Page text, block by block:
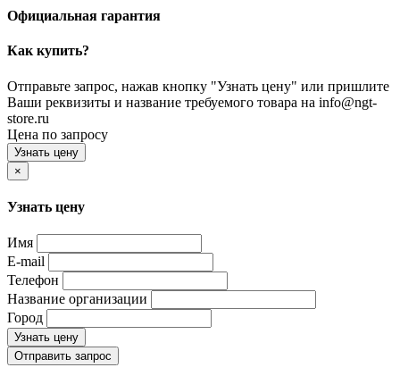
Официальная гарантия
Как купить?
Отправьте запрос, нажав кнопку "Узнать цену" или пришлите
Ваши реквизиты и название требуемого товара на info@ngt-
store.ru
Цена по запросу
Узнать цену
×
Узнать цену
Имя
E-mail
Телефон
Название организации
Город
Узнать цену
Отправить запрос